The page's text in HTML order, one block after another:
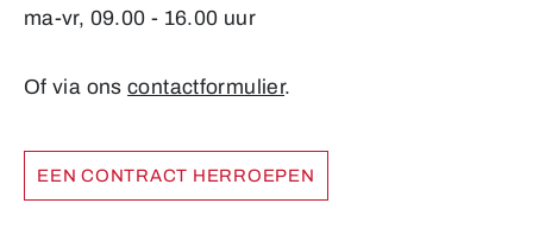
ma-vr, 09.00 - 16.00 uur
Of via onscontactformulier.
EEN CONTRACT HERROEPEN